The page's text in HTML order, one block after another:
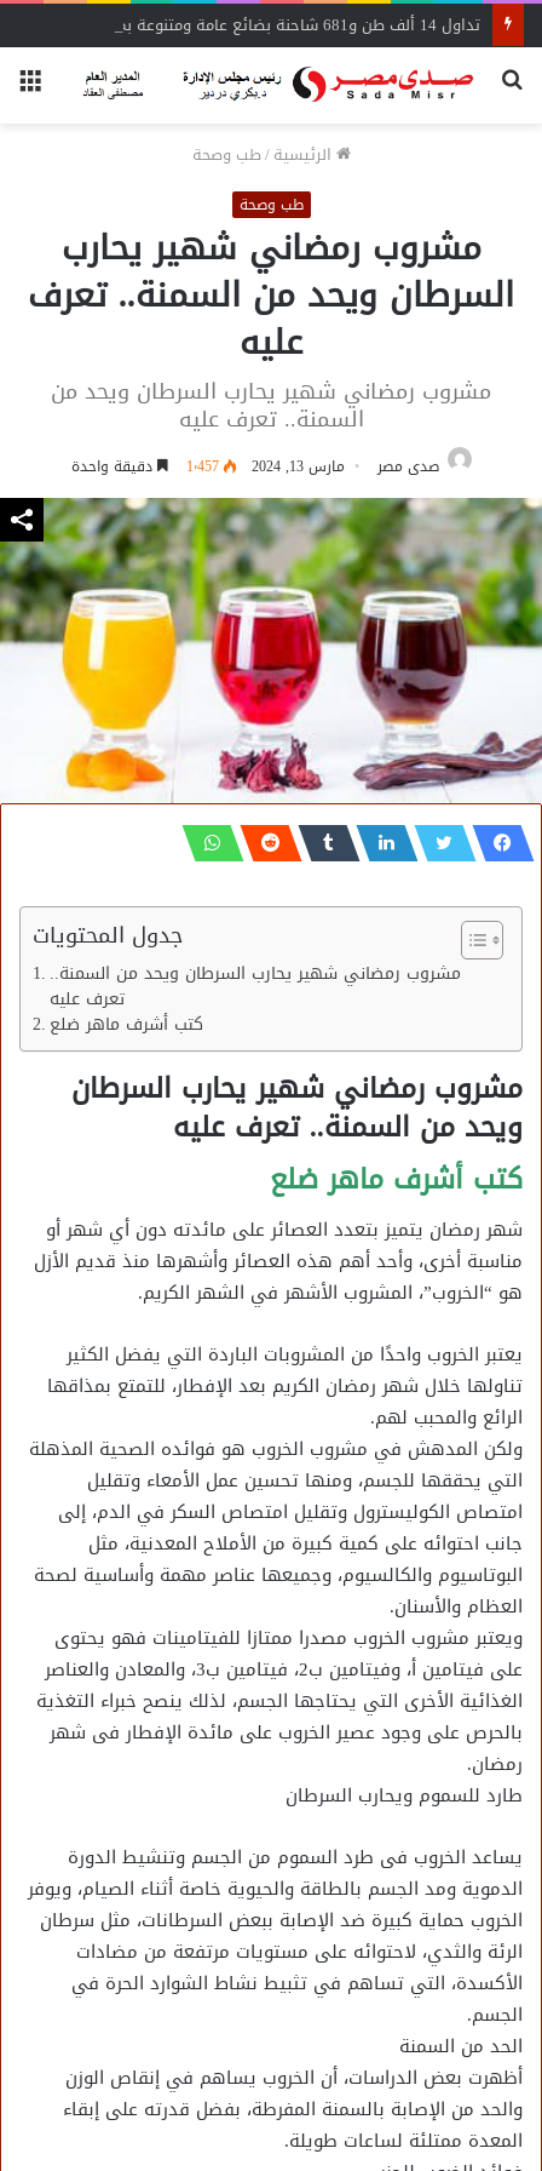
بحث
الرئيسية/طب وصحة
طب وصحة
مشروب رمضاني شهير يحارب
السرطان ويحد من السمنة.. تعرف
عليه
مشروب رمضاني شهير يحارب السرطان ويحد من
السمنة.. تعرف عليه
صدى مصر مارس 13, 2024 1٬457 دقيقة واحدة
جدول المحتويات
مشروب رمضاني شهير يحارب السرطان ويحد من السمنة..
تعرف عليه
كتب أشرف ماهر ضلع
مشروب رمضاني شهير يحارب السرطان
ويحد من السمنة.. تعرف عليه
كتب أشرف ماهر ضلع
شهر رمضان يتميز بتعدد العصائر على مائدته دون أي شهر أو
مناسبة أخرى، وأحد أهم هذه العصائر وأشهرها منذ قديم الأزل
هو “الخروب”، المشروب الأشهر في الشهر الكريم.
يعتبر الخروب واحدًا من المشروبات الباردة التي يفضل الكثير
تناولها خلال شهر رمضان الكريم بعد الإفطار، للتمتع بمذاقها
الرائع والمحبب لهم.
ولكن المدهش في مشروب الخروب هو فوائده الصحية المذهلة
التي يحققها للجسم، ومنها تحسين عمل الأمعاء وتقليل
امتصاص الكوليسترول وتقليل امتصاص السكر في الدم، إلى
جانب احتوائه على كمية كبيرة من الأملاح المعدنية، مثل
البوتاسيوم والكالسيوم، وجميعها عناصر مهمة وأساسية لصحة
العظام والأسنان.
ويعتبر مشروب الخروب مصدرا ممتازا للفيتامينات فهو يحتوى
على فيتامين أ، وفيتامين ب2، فيتامين ب3، والمعادن والعناصر
الغذائية الأخرى التي يحتاجها الجسم، لذلك ينصح خبراء التغذية
بالحرص على وجود عصير الخروب على مائدة الإفطار فى شهر
رمضان.
طارد للسموم ويحارب السرطان
يساعد الخروب فى طرد السموم من الجسم وتنشيط الدورة
الدموية ومد الجسم بالطاقة والحيوية خاصة أثناء الصيام، ويوفر
الخروب حماية كبيرة ضد الإصابة ببعض السرطانات، مثل سرطان
الرئة والثدي، لاحتوائه على مستويات مرتفعة من مضادات
الأكسدة، التي تساهم في تثبيط نشاط الشوارد الحرة في
الجسم.
الحد من السمنة
أظهرت بعض الدراسات، أن الخروب يساهم في إنقاص الوزن
والحد من الإصابة بالسمنة المفرطة، بفضل قدرته على إبقاء
المعدة ممتلئة لساعات طويلة.